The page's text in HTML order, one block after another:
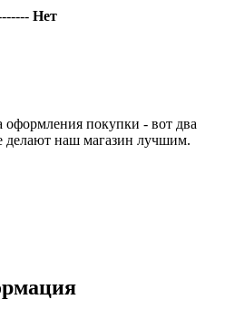
Нет
оформления покупки - вот два
делают наш магазин лучшим.